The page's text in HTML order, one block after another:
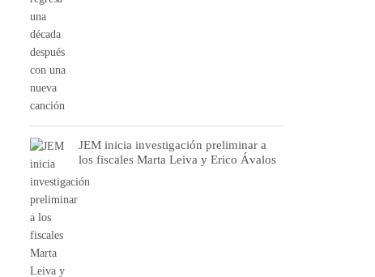
JEM inicia investigación preliminar a
los fiscales Marta Leiva y Erico Ávalos